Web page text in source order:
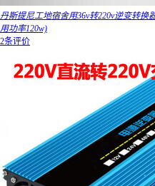
丹斯提尼工地宿舍用36v转220v逆变转换
用功率120w)
2条评价